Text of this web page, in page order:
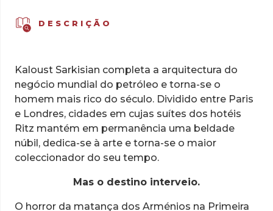
DESCRIÇÃO
Kaloust Sarkisian completa a arquitectura do
negócio mun­dial do petróleo e torna-se o
homem mais rico do século. Divi­dido entre Paris
e Londres, cidades em cujas suítes dos hotéis
Ritz mantém em permanência uma beldade
núbil, dedica-se à arte e torna-se o maior
coleccionador do seu tempo.
Mas o destino interveio.
O horror da matança dos Arménios na Primeira